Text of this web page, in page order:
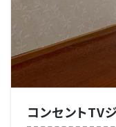
コンセントTV